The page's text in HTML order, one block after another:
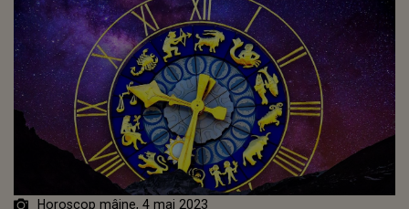
Horoscop mâine, 4 mai 2023